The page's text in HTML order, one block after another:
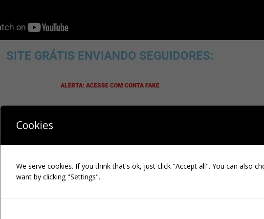
SITE GRÁTIS ENVIANDO SEGUIDORES:
ALERTA: ACESSE COM CONTA FAKE
MELHOR SITE PARA ADQUIRIR SEGUIDORES
Cookies
We serve cookies. If you think that's ok, just click "Accept all". You can also
want by clicking "Settings".